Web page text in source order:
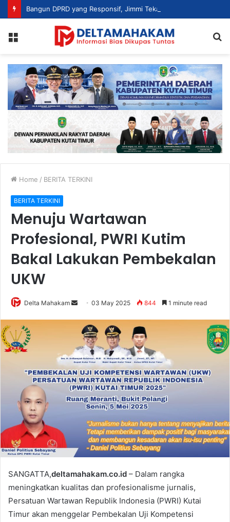
Home / BERITA TERKINI
BERITA TERKINI
Menuju Wartawan
Profesional, PWRI Kutim
Bakal Lakukan Pembekalan
UKW
Delta Mahakam
a
n
e
m
a
03 May 2025 844 1 minute read
SANGATTA,deltamahakam.co.id – Dalam rangka
meningkatkan kualitas dan profesionalisme jurnalis,
Persatuan Wartawan Republik Indonesia (PWRI) Kutai
Timur akan menggelar Pembekalan Uji Kompetensi